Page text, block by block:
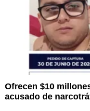
Ofrecen $10
acusado de